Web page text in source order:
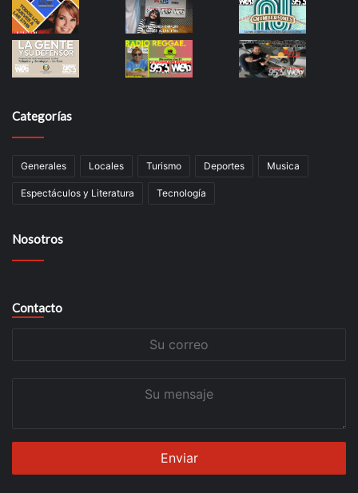
Categorías
Generales Locales Turismo Deportes Musica
Espectáculos y Literatura Tecnología
Nosotros
Contacto